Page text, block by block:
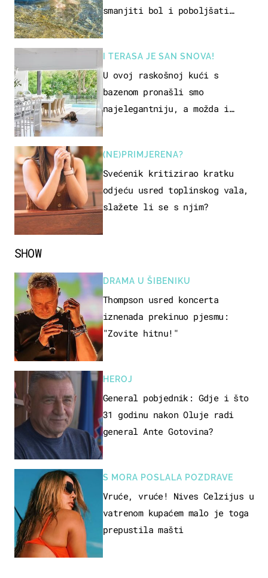
SHOW
DRAMA U ŠIBENIKU
Thompson usred koncerta
iznenada prekinuo pjesmu:
"Zovite hitnu!"
HEROJ
General pobjednik: Gdje i što
31 godinu nakon Oluje radi
general Ante Gotovina?
S MORA POSLALA POZDRAVE
Vruće, vruće! Nives Celzijus u
vatrenom kupaćem malo je toga
prepustila mašti
smanjiti bol i poboljšati
I TERASA JE SAN SNOVA!
U ovoj raskošnoj kući s
bazenom pronašli smo
najelegantniju, a možda i
(NE)PRIMJERENA?
Svećenik kritizirao kratku
odjeću usred toplinskog vala,
slažete li se s njim?